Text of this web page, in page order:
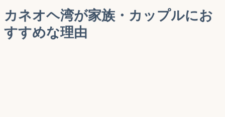
カネオヘ湾が家族・カップルにお
すすめな理由